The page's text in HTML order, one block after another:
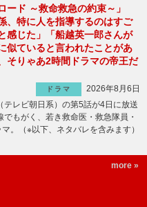
ード ～救命救急の約束～」
、特に人を指導するのはすご
感じた」「船越英一郎さんが
似ていると言われたことがあ
そりゃあ2時間ドラマの帝王だ
ドラマ
2026年8月6日
レビ朝日系）の第5話が4日に放送
もがく、若き救命医・救急隊員・
。（※以下、ネタバレを含みます）
more »